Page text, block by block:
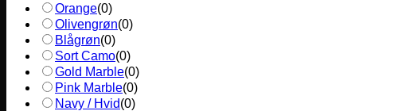
Orange(0)
Olivengrøn(0)
Blågrøn(0)
Sort Camo(0)
Gold Marble(0)
Pink Marble(0)
Navy / Hvid(0)